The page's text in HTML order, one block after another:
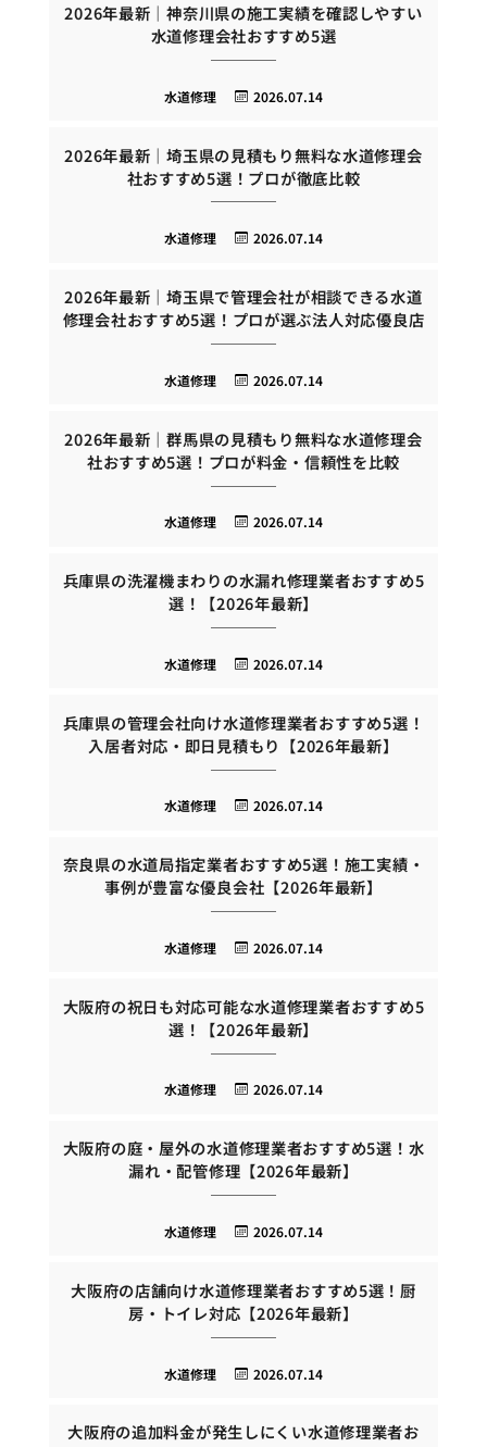
2026年最新｜神奈川県の施工実績を確認しやすい
水道修理会社おすすめ5選
2026.07.14
水道修理
2026年最新｜埼玉県の見積もり無料な水道修理会
社おすすめ5選！プロが徹底比較
2026.07.14
水道修理
2026年最新｜埼玉県で管理会社が相談できる水道
修理会社おすすめ5選！プロが選ぶ法人対応優良店
2026.07.14
水道修理
2026年最新｜群馬県の見積もり無料な水道修理会
社おすすめ5選！プロが料金・信頼性を比較
2026.07.14
水道修理
兵庫県の洗濯機まわりの水漏れ修理業者おすすめ5
選！【2026年最新】
2026.07.14
水道修理
兵庫県の管理会社向け水道修理業者おすすめ5選！
入居者対応・即日見積もり【2026年最新】
2026.07.14
水道修理
奈良県の水道局指定業者おすすめ5選！施工実績・
事例が豊富な優良会社【2026年最新】
2026.07.14
水道修理
大阪府の祝日も対応可能な水道修理業者おすすめ5
選！【2026年最新】
2026.07.14
水道修理
大阪府の庭・屋外の水道修理業者おすすめ5選！水
漏れ・配管修理【2026年最新】
2026.07.14
水道修理
大阪府の店舗向け水道修理業者おすすめ5選！厨
房・トイレ対応【2026年最新】
2026.07.14
水道修理
大阪府の追加料金が発生しにくい水道修理業者お